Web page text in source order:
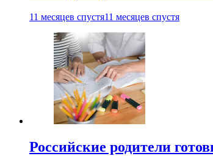
11 месяцев спустя11 месяцев спустя
Российские родители